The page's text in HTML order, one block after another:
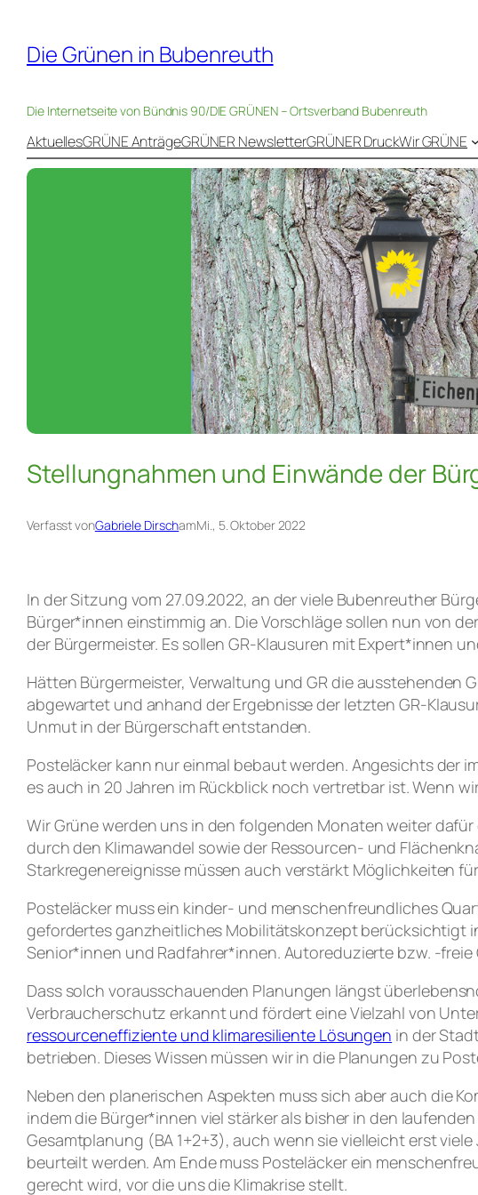
Die Grünen in Bubenreuth
Die Internetseite von Bündnis 90/DIE GRÜNEN – Ortsverband Bubenreuth
AktuellesGRÜNE AnträgeGRÜNER NewsletterGRÜNER DruckWir GRÜNE
Stellungnahmen und Einwände der
Verfasst vonGabriele DirschamMi., 5. Oktober 2022
In der Sitzung vom 27.09.2022, an der viele Bubenreuther
Bürger*innen einstimmig an. Die Vorschläge sollen nun von
der Bürgermeister. Es sollen GR-Klausuren mit Expert*innen
Hätten Bürgermeister, Verwaltung und GR die ausstehenden
abgewartet und anhand der Ergebnisse der letzten GR-
Unmut in der Bürgerschaft entstanden.
Posteläcker kann nur einmal bebaut werden. Angesichts der
es auch in 20 Jahren im Rückblick noch vertretbar ist. Wenn
Wir Grüne werden uns in den folgenden Monaten weiter
durch den Klimawandel sowie der Ressourcen- und
Starkregenereignisse müssen auch verstärkt Möglichkeiten
Posteläcker muss ein kinder- und menschenfreundliches
gefordertes ganzheitliches Mobilitätskonzept berücksichtigt
Senior*innen und Radfahrer*innen. Autoreduzierte bzw. -freie
Dass solch vorausschauenden Planungen längst
Verbraucherschutz erkannt und fördert eine Vielzahl von
ressourceneffiziente und klimaresiliente Lösungen in der
betrieben. Dieses Wissen müssen wir in die Planungen zu
Neben den planerischen Aspekten muss sich aber auch die
indem die Bürger*innen viel stärker als bisher in den
Gesamtplanung (BA 1+2+3), auch wenn sie vielleicht erst
beurteilt werden. Am Ende muss Posteläcker ein
gerecht wird, vor die uns die Klimakrise stellt.